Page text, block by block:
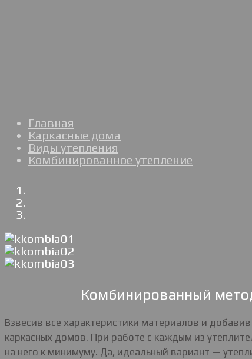
Главная
Каркасные дома
Виды утепления
Комбинированное утепление
Комбинированный
Взвесив все характеристики материалов и
каркасных домов. При работе с каждым из
на него к минимуму. Да, идеальный вариант —